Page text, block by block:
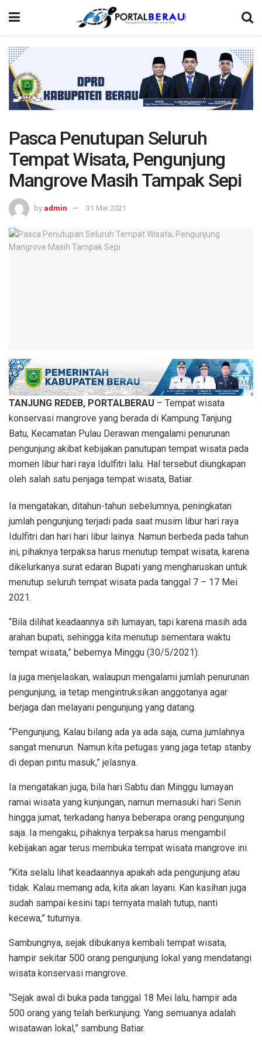
Pasca Penutupan Seluruh
Tempat Wisata, Pengunjung
Mangrove Masih Tampak Sepi
by admin 31 Mei 2021
TANJUNG REDEB, PORTALBERAU – Tempat wisata
konservasi mangrove yang berada di Kampung Tanjung
Batu, Kecamatan Pulau Derawan mengalami penurunan
pengunjung akibat kebijakan panutupan tempat wisata pada
momen libur hari raya Idulfitri lalu. Hal tersebut diungkapan
oleh salah satu penjaga tempat wisata, Batiar.
Ia mengatakan, ditahun-tahun sebelumnya, peningkatan
jumlah pengunjung terjadi pada saat musim libur hari raya
Idulfitri dan hari hari libur lainya. Namun berbeda pada tahun
ini, pihaknya terpaksa harus menutup tempat wisata, karena
dikelurkanya surat edaran Bupati yang mengharuskan untuk
menutup seluruh tempat wisata pada tanggal 7 – 17 Mei
2021.
“Bila dilihat keadaannya sih lumayan, tapi karena masih ada
arahan bupati, sehingga kita menutup sementara waktu
tempat wisata,” bebernya Minggu (30/5/2021).
Ia juga menjelaskan, walaupun mengalami jumlah penurunan
pengunjung, ia tetap mengintruksikan anggotanya agar
berjaga dan melayani pengunjung yang datang.
“Pengunjung, Kalau bilang ada ya ada saja, cuma jumlahnya
sangat menurun. Namun kita petugas yang jaga tetap stanby
di depan pintu masuk,” jelasnya.
Ia mengatakan juga, bila hari Sabtu dan Minggu lumayan
ramai wisata yang kunjungan, namun memasuki hari Senin
hingga jumat, terkadang hanya beberapa orang pengunjung
saja. Ia mengaku, pihaknya terpaksa harus mengambil
kebijakan agar terus membuka tempat wisata mangrove ini.
“Kita selalu lihat keadaannya apakah ada pengunjung atau
tidak. Kalau memang ada, kita akan layani. Kan kasihan juga
sudah sampai kesini tapi ternyata malah tutup, nanti
kecewa,” tuturnya.
Sambungnya, sejak dibukanya kembali tempat wisata,
hampir sekitar 500 orang pengunjung lokal yang mendatangi
wisata konservasi mangrove.
“Sejak awal di buka pada tanggal 18 Mei lalu, hampir ada
500 orang yang telah berkunjung. Yang semuanya adalah
wisatawan lokal,” sambung Batiar.